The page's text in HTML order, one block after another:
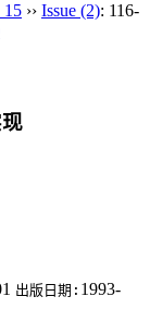
15 ›› Issue (2): 116-
出版日期: 1993-